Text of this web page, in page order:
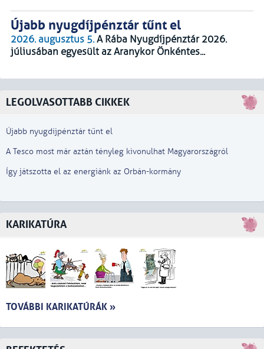
Újabb nyugdíjpénztár tűnt el
2026. augusztus 5.A Rába Nyugdíjpénztár 2026.
júliusában egyesült az Aranykor Önkéntes...
LEGOLVASOTTABB CIKKEK
Újabb nyugdíjpénztár tűnt el
A Tesco most már aztán tényleg kivonulhat Magyarországról
Így játszotta el az energiánk az Orbán-kormány
KARIKATÚRA
TOVÁBBI KARIKATÚRÁK »